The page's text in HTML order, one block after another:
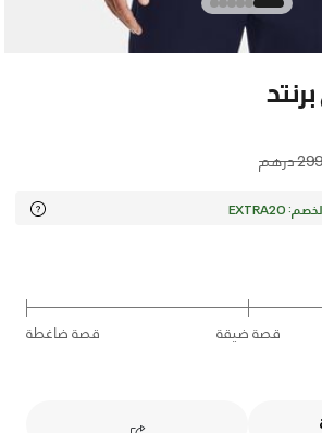
Price reduced
درهم to
قصة ضيقة قصة ضاغطة